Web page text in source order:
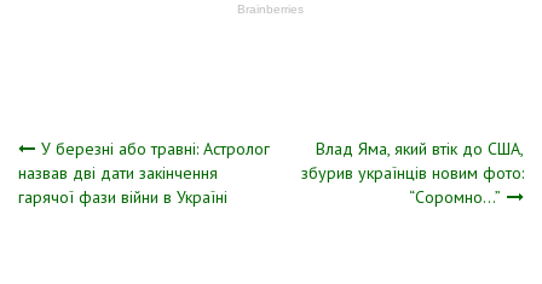
Навігація
записів
У березні або травні: Астролог
назвав дві дати закінчення
гарячої фази війни в Україні
Влад Яма, який втік до США,
збурив українців новим фото:
“Соромно…”